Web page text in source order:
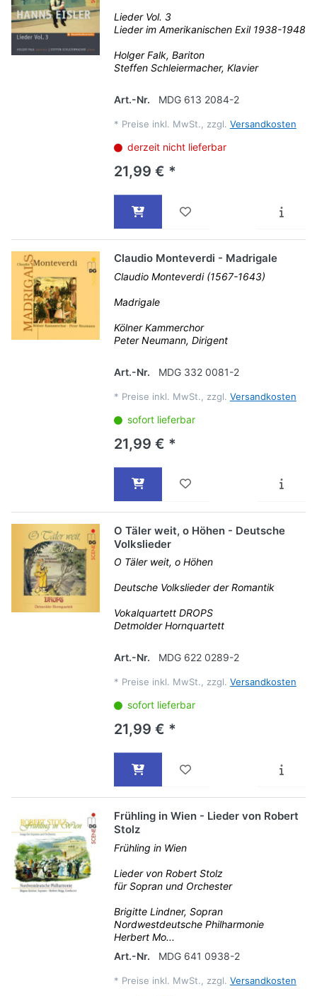
Lieder Vol. 3
Lieder im Amerikanischen Exil 1938-1948
Holger Falk, Bariton
Steffen Schleiermacher, Klavier
Art.-Nr. MDG 613 2084-2
* Preise inkl. MwSt., zzgl. Versandkosten
derzeit nicht lieferbar
21,99 € *
Claudio Monteverdi - Madrigale
Claudio Monteverdi (1567-1643)
Madrigale
Kölner Kammerchor
Peter Neumann, Dirigent
Art.-Nr. MDG 332 0081-2
* Preise inkl. MwSt., zzgl. Versandkosten
sofort lieferbar
21,99 € *
O Täler weit, o Höhen - Deutsche
Volkslieder
O Täler weit, o Höhen
Deutsche Volkslieder der Romantik
Vokalquartett DROPS
Detmolder Hornquartett
Art.-Nr. MDG 622 0289-2
* Preise inkl. MwSt., zzgl. Versandkosten
sofort lieferbar
21,99 € *
Frühling in Wien - Lieder von Robert
Stolz
Frühling in Wien
Lieder von Robert Stolz
für Sopran und Orchester
Brigitte Lindner, Sopran
Nordwestdeutsche Philharmonie
Herbert Mo...
Art.-Nr.
MDG 641 0938-2
* Preise inkl. MwSt., zzgl. Versandkosten